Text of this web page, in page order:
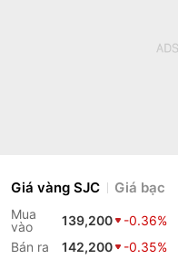
Giá vàng SJC Giá bạc
Mua
vào
139,200
-0.36%
Bán ra
142,200 -0.35%